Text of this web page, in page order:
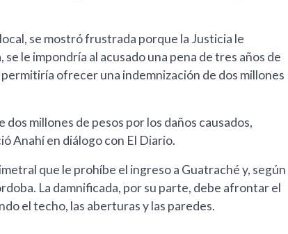
se mostró frustrada porque la Justicia le
le impondría al acusado una pena de tres años de
ofrecer una indemnización de dos millones
millones de pesos por los daños causados,
Anahí en diálogo con El Diario.
que le prohíbe el ingreso a Guatraché y, según
La damnificada, por su parte, debe afrontar el
el techo, las aberturas y las paredes.